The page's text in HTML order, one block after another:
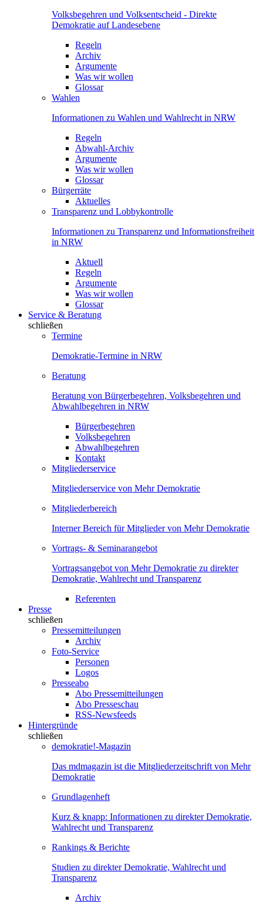
Volksbegehren und Volksentscheid - Direkte
Demokratie auf Landesebene
Regeln
Archiv
Argumente
Was wir wollen
Glossar
Wahlen
Informationen zu Wahlen und Wahlrecht in NRW
Regeln
Abwahl-Archiv
Argumente
Was wir wollen
Glossar
Bürgerräte
Aktuelles
Transparenz und Lobbykontrolle
Informationen zu Transparenz und Informationsfreiheit
in NRW
Aktuell
Regeln
Argumente
Was wir wollen
Glossar
Service & Beratung
schließen
Termine
Demokratie-Termine in NRW
Beratung
Beratung von Bürgerbegehren, Volksbegehren und
Abwahlbegehren in NRW
Bürgerbegehren
Volksbegehren
Abwahlbegehren
Kontakt
Mitgliederservice
Mitgliederservice von Mehr Demokratie
Mitgliederbereich
Interner Bereich für Mitglieder von Mehr Demokratie
Vortrags- & Seminarangebot
Vortragsangebot von Mehr Demokratie zu direkter
Demokratie, Wahlrecht und Transparenz
Referenten
Presse
schließen
Pressemitteilungen
Archiv
Foto-Service
Personen
Logos
Presseabo
Abo Pressemitteilungen
Abo Presseschau
RSS-Newsfeeds
Hintergründe
schließen
demokratie!-Magazin
Das mdmagazin ist die Mitgliederzeitschrift von Mehr
Demokratie
Grundlagenheft
Kurz & knapp: Informationen zu direkter Demokratie,
Wahlrecht und Transparenz
Rankings & Berichte
Studien zu direkter Demokratie, Wahlrecht und
Transparenz
Archiv